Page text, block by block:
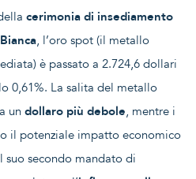
cerimonia di insediamento
, l’oro spot (il metallo
è passato a 2.724,6 dollari
0,61%. La salita del metallo
un dollaro più debole, mentre i
il potenziale impatto economico
secondo mandato di